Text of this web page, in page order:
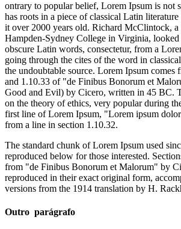
ontrary to popular belief, Lorem Ipsum is not
has roots in a piece of classical Latin
it over 2000 years old. Richard McClintock, a
Hampden-Sydney College in Virginia, looked
obscure Latin words, consectetur, from a
going through the cites of the word in
the undoubtable source. Lorem Ipsum comes
and 1.10.33 of "de Finibus Bonorum et
Good and Evil) by Cicero, written in 45 BC.
on the theory of ethics, very popular during
first line of Lorem Ipsum, "Lorem ipsum
from a line in section 1.10.32.
The standard chunk of Lorem Ipsum used
reproduced below for those interested.
from "de Finibus Bonorum et Malorum" by
reproduced in their exact original form,
versions from the 1914 translation by H.
Outro parágrafo